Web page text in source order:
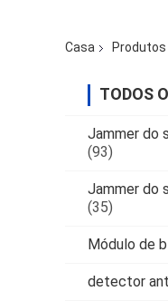
Casa Produtos
TODOS
Jammer do
(93)
Jammer do
(35)
Módulo de
detector